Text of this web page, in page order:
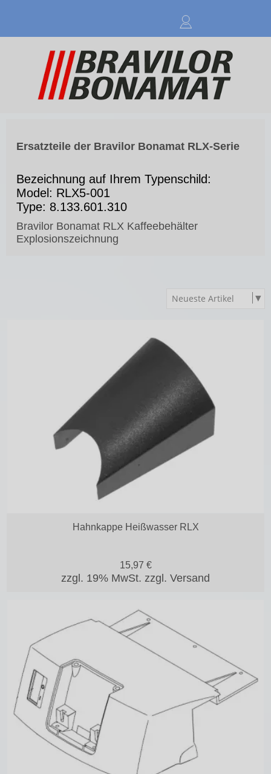
Anmelden
Ersatzteile der Bravilor Bonamat RLX-Serie
Bezeichnung auf Ihrem Typenschild:
Model: RLX5-001
Type: 8.133.601.310
Bravilor Bonamat RLX Kaffeebehälter
Explosionszeichnung
Hahnkappe Heißwasser RLX
zzgl. 19% MwSt. zzgl. Versand
15,97 €